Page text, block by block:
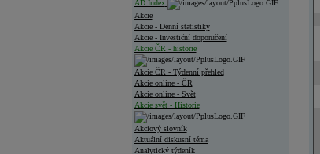
AD Index
Akcie
Akcie - Denní statistiky
Akcie - Investiční doporučení
Akcie ČR - historie
Akcie ČR - Týdenní přehled
Akcie online - ČR
Akcie online - Svět
Akcie svět - Historie
Akciový slovník
Aktuální diskusní téma
Analytický týdeník